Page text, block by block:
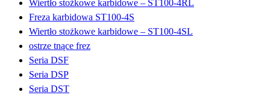
Wiertło stożkowe karbidowe – ST100-4RL
Freza karbidowa ST100-4S
Wiertło stożkowe karbidowe – ST100-4SL
ostrze tnące frez
Seria DSF
Seria DSP
Seria DST